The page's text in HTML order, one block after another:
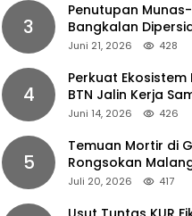
3
Penutupan
Bangkalan
Gus Ipul Turun
Juni 21, 2026 428
4
Perkuat
BTN Jalin Kerja
dengan UNAIR
Juni 14, 2026 426
5
Temuan Mortir di
Rongsokan
Gegana Polda
Juli 20, 2026 417